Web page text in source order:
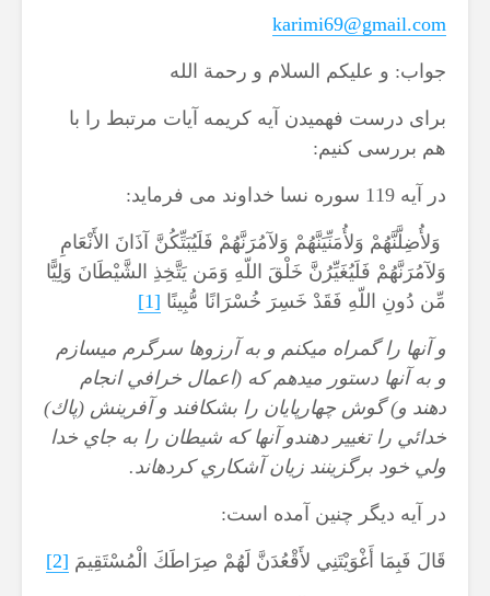
karimi69@gmail.com
جواب: و علیکم السلام و رحمة الله
برای درست فهمیدن آیه کریمه آیات مرتبط را با
هم بررسی کنیم:
در آیه 119 سوره نسا خداوند می فرماید:
وَلأُضِلَّنَّهُمْ وَلأُمَنِّيَنَّهُمْ وَلآمُرَنَّهُمْ فَلَيُبَتِّكُنَّ آذَانَ الأَنْعَامِ
وَلآمُرَنَّهُمْ فَلَيُغَيِّرُنَّ خَلْقَ اللّهِ وَمَن يَتَّخِذِ الشَّيْطَانَ وَلِيًّا
مِّن دُونِ اللّهِ فَقَدْ خَسِرَ خُسْرَانًا مُّبِينًا [1]
و آنها را گمراه ميكنم و به آرزوها سرگرم مي‏سازم
و به آنها دستور مي‏دهم كه (اعمال خرافي انجام
دهند و) گوش چهارپايان را بشكافند و آفرينش (پاك)
خدائي را تغيير دهندو آنها كه شيطان را به جاي خدا
ولي خود برگزينند زيان آشكاري كرده‏اند.
در آیه دیگر چنین آمده است:
قَالَ فَبِمَا أَغْوَيْتَنِي لأَقْعُدَنَّ لَهُمْ صِرَاطَكَ الْمُسْتَقِيمَ [2]
8 جولای 2026
ساختن یا درخواست آن
4 جولای 2026
15 نمایش ها